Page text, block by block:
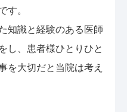
す。
知識と経験のある医師
し、患者様ひとりひと
を大切だと当院は考え